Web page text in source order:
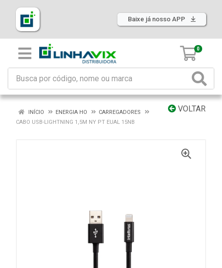
Baixe já nosso APP
0
VOLTAR
INÍCIO ENERGIA HO
CARREGADORES
CABO USB-LIGHTNING 1,5M NY PT EUAL 15NB